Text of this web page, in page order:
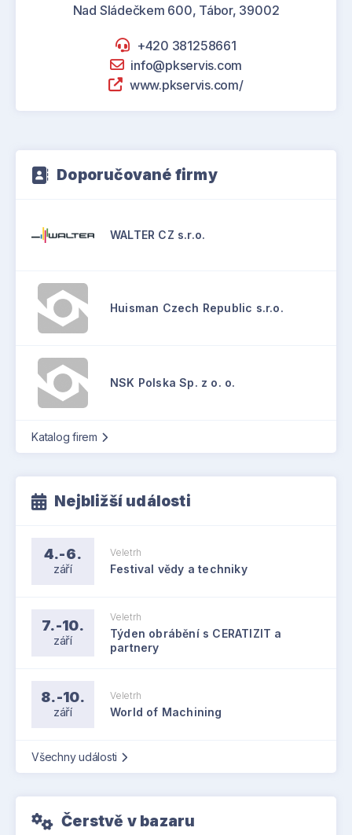
Nad Sládečkem 600, Tábor, 39002
+420 381258661
info@pkservis.com
www.pkservis.com/
Doporučované firmy
WALTER CZ s.r.o.
Huisman Czech Republic s.r.o.
NSK Polska Sp. z o. o.
Katalog firem
Nejbližší události
4.-6.
září
Veletrh
Festival vědy a techniky
7.-10.
září
Veletrh
Týden obrábění s CERATIZIT a
partnery
8.-10.
září
Veletrh
World of Machining
Všechny události
Čerstvě v bazaru